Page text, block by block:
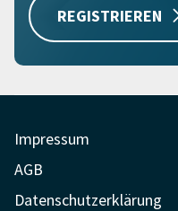
REGISTRIEREN
Impressum
AGB
Datenschutzerklärung